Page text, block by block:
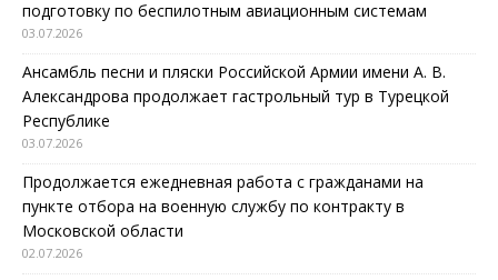
подготовку по беспилотным авиационным системам
03.07.2026
Ансамбль песни и пляски Российской Армии имени А. В.
Александрова продолжает гастрольный тур в Турецкой
Республике
03.07.2026
Продолжается ежедневная работа с гражданами на
пункте отбора на военную службу по контракту в
Московской области
02.07.2026